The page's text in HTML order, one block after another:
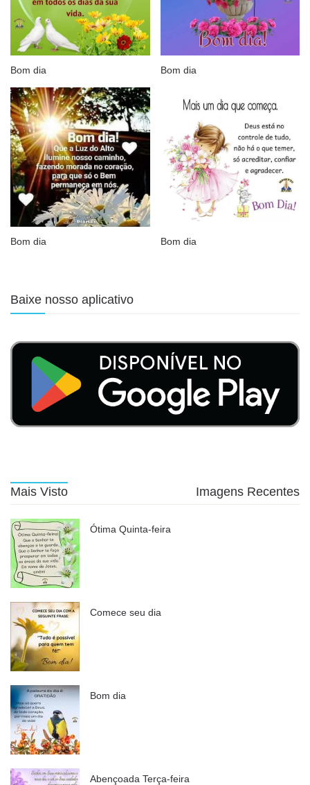
Bom dia Bom dia
Bom dia Bom dia
Baixe nosso aplicativo
Mais Visto Imagens Recentes
Ótima Quinta-feira
Comece seu dia
Bom dia
Abençoada Terça-feira